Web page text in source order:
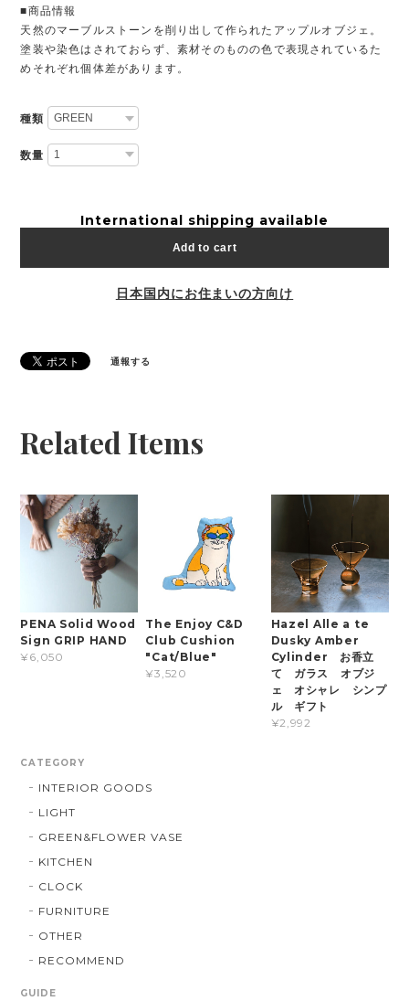
■商品情報
天然のマーブルストーンを削り出して作られたアップルオブジェ。
塗装や染色はされておらず、素材そのものの色で表現されているた
めそれぞれ個体差があります。
種類
数量
International shipping available
Add to cart
日本国内にお住まいの方向け
通報する
Related Items
PENA Solid Wood
Sign GRIP HAND
¥6,050
The Enjoy C&D
Club Cushion
"Cat/Blue"
¥3,520
Hazel Alle a te
Dusky Amber
Cylinder お香立
て ガラス オブジ
ェ オシャレ シンプ
ル ギフト
¥2,992
CATEGORY
INTERIOR GOODS
LIGHT
GREEN&FLOWER VASE
KITCHEN
CLOCK
FURNITURE
OTHER
RECOMMEND
GUIDE